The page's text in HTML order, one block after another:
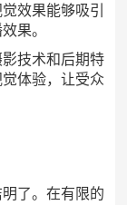
效果能够吸引
果。
技术和后期特
体验，让受众
了。在有限的